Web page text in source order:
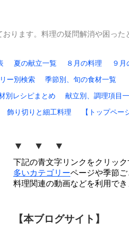
ります。料理の疑問解消や困った
夏の献立一覧 ８月の料理
９月
ー別検索
季節別、旬の食材一覧
別レシピまとめ
献立別、調理項目
飾り切りと細工料理 【トップペー
▼ ▼ ▼
下記の青文字リンクをクリック
多いカテゴリーページや季節
料理関連の動画などを利用でき
【本ブログサイト】